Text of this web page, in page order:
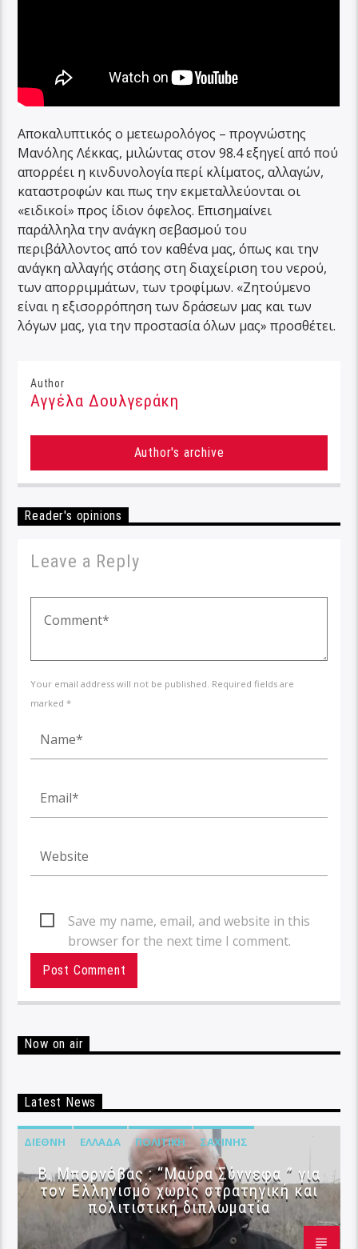
Αποκαλυπτικός ο μετεωρολόγος – προγνώστης
Μανόλης Λέκκας, μιλώντας στον 98.4 εξηγεί από πού
απορρέει η κινδυνολογία περί κλίματος, αλλαγών,
καταστροφών και πως την εκμεταλλεύονται οι
«ειδικοί» προς ίδιον όφελος. Επισημαίνει
παράλληλα την ανάγκη σεβασμού του
περιβάλλοντος από τον καθένα μας, όπως και την
ανάγκη αλλαγής στάσης στη διαχείριση του νερού,
των απορριμμάτων, των τροφίμων. «Ζητούμενο
είναι η εξισορρόπηση των δράσεων μας και των
λόγων μας, για την προστασία όλων μας» προσθέτει.
Author
Αγγέλα Δουλγεράκη
Author's archive
Reader's opinions
Leave a Reply
Your email address will not be published. Required fields are
marked *
Save my name, email, and website in this
browser for the next time I comment.
Now on air
Latest News
ΔΙΕΘΝΉ ΕΛΛΆΔΑ ΠΟΛΙΤΙΚΉ ΣΑΧΊΝΗΣ
B. Μπορνόβας : “Μαύρα Σύννεφα ” για
τον Ελληνισμό χωρίς στρατηγική και
πολιτιστική διπλωματία